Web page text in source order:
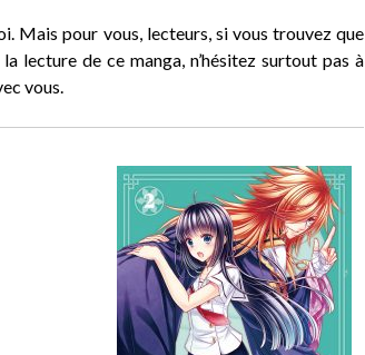
Mais pour vous, lecteurs, si vous trouvez que
lecture de ce manga, n’hésitez surtout pas à
vous.